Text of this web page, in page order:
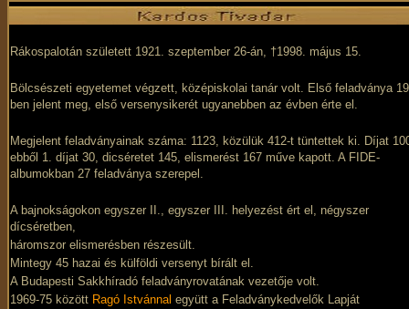
Rákospalotán született 1921. szeptember 26-án, †1998. május 15.
Bölcsészeti egyetemet végzett, középiskolai tanár volt. Első feladványa
ben jelent meg, első versenysikerét ugyanebben az évben érte el.
Megjelent feladványainak száma: 1123, közülük 412-t tüntettek ki. Díjat
ebből 1. díjat 30, dicséretet 145, elismerést 167 műve kapott. A FIDE-
albumokban 27 feladványa szerepel.
A bajnokságokon egyszer II., egyszer III. helyezést ért el, négyszer
dícséretben,
háromszor elismerésben részesült.
Mintegy 45 hazai és külföldi versenyt bírált el.
A Budapesti Sakkhíradó feladványrovatának vezetője volt.
1969-75 között Ragó Istvánnal együtt a Feladványkedvelők Lapját